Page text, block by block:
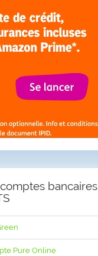
bancaires
Pure Online